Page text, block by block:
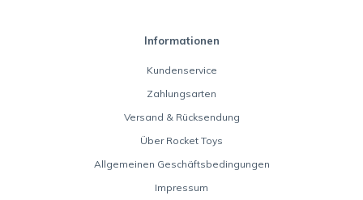
Informationen
Kundenservice
Zahlungsarten
Versand & Rücksendung
Über Rocket Toys
Allgemeinen Geschäftsbedingungen
Impressum